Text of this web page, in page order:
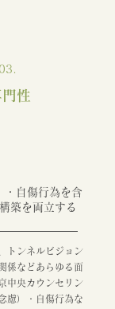
性
・自傷行為を含
築を両立する
トンネルビジョン
係などあらゆる面
中央カウンセリン
慮）・自傷行為な